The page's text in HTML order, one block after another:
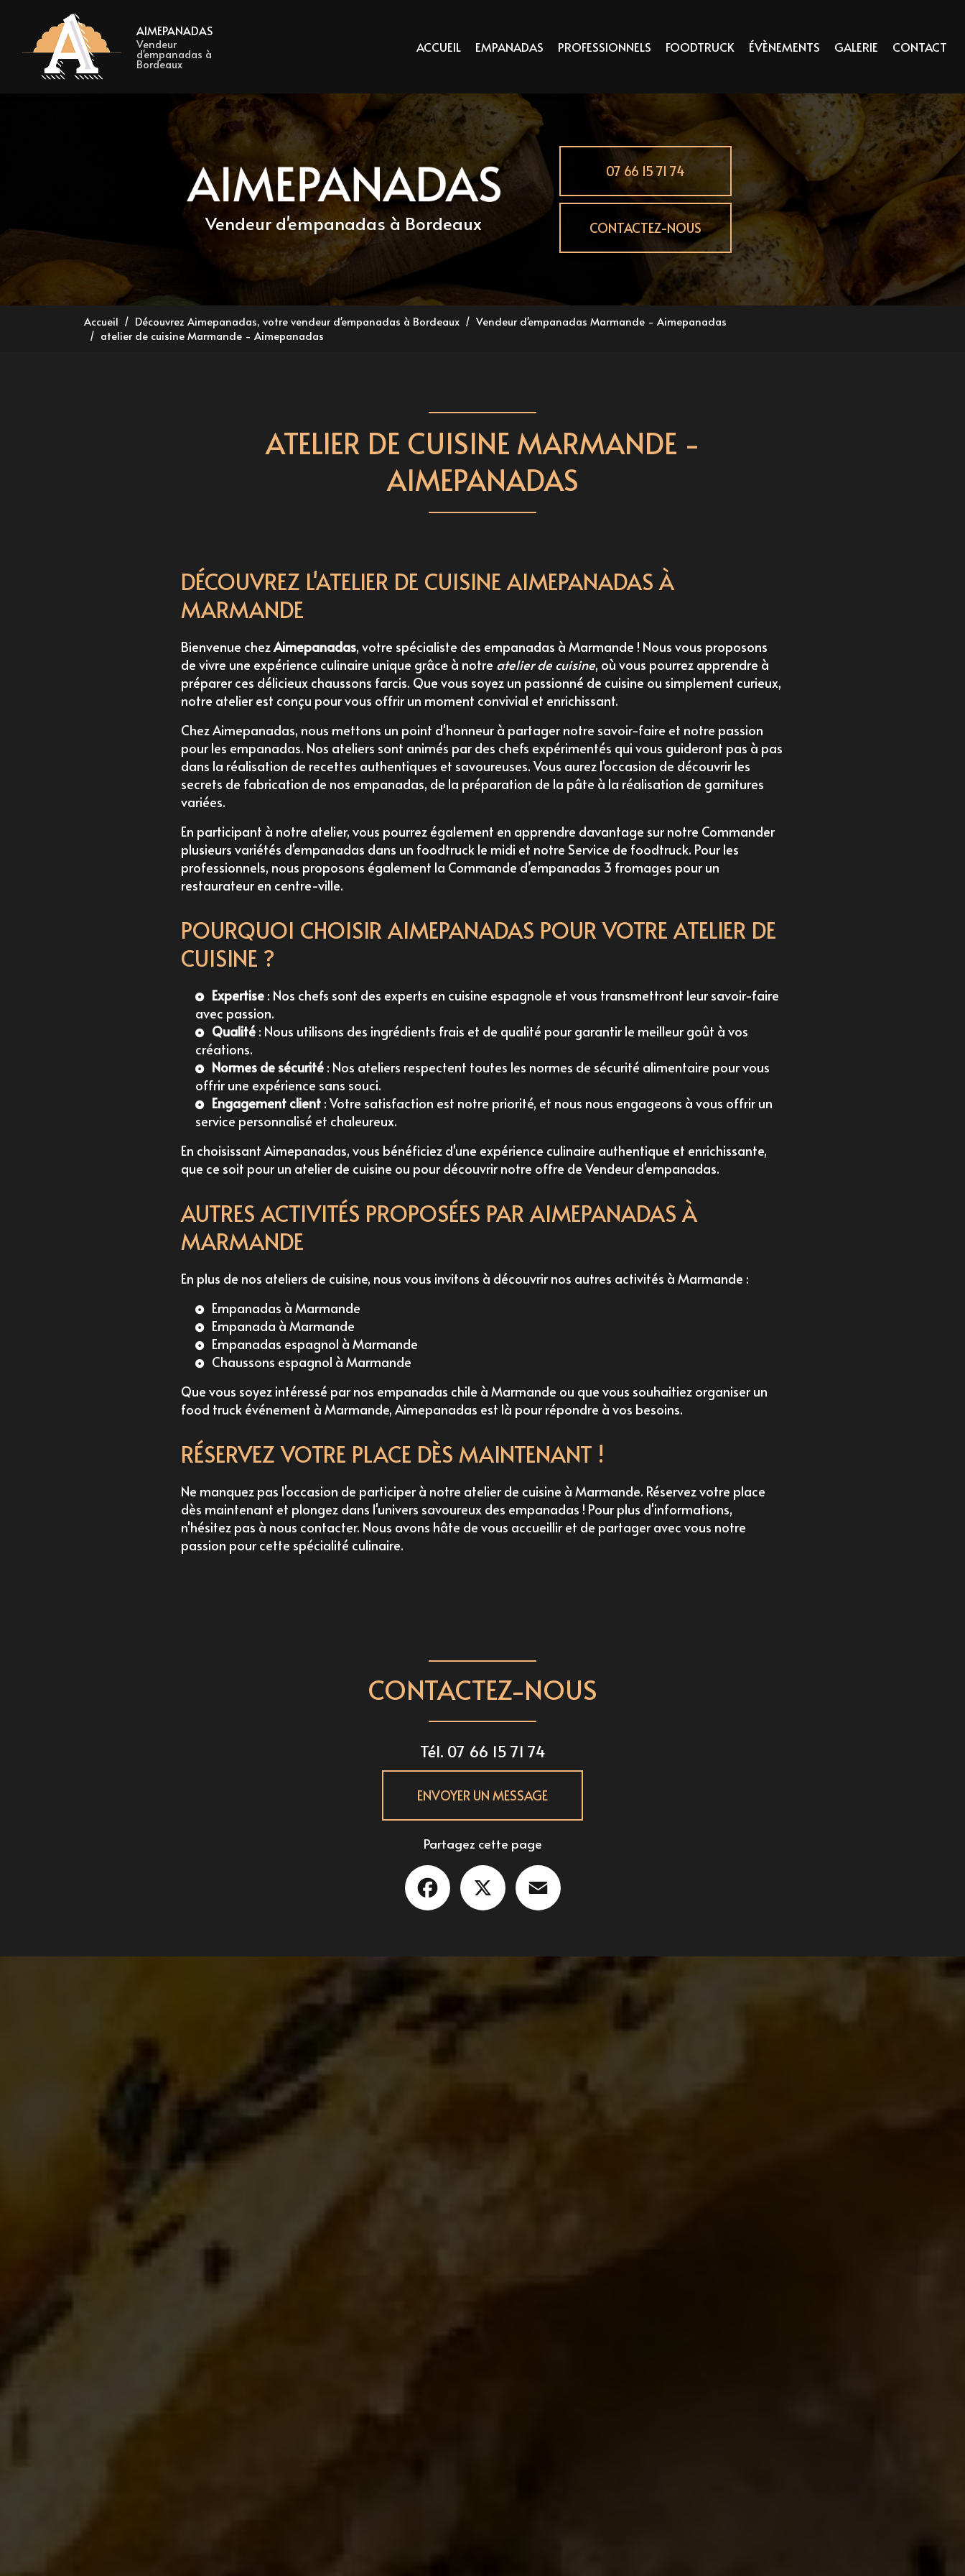
contenu
principal
AIMEPANADAS
Vendeur
d'empanadas à
Bordeaux
ACCUEIL EMPANADAS PROFESSIONNELS FOODTRUCK ÉVÈNEMENTS GALERIE CONTACT
Vendeur d'empanadas à Bordeaux
07 66 15 71 74
CONTACTEZ-NOUS
Accueil Découvrez Aimepanadas, votre vendeur d'empanadas à Bordeaux
Vendeur d'empanadas Marmande - Aimepanadas
atelier de cuisine Marmande - Aimepanadas
ATELIER DE CUISINE MARMANDE -
AIMEPANADAS
DÉCOUVREZ L'ATELIER DE CUISINE AIMEPANADAS À
MARMANDE
Bienvenue chezAimepanadas, votre spécialiste des empanadas à Marmande ! Nous vous proposons
de vivre une expérience culinaire unique grâce à notre atelier de cuisine, où vous pourrez apprendre à
préparer ces délicieux chaussons farcis. Que vous soyez un passionné de cuisine ou simplement curieux,
notre atelier est conçu pour vous offrir un moment convivial et enrichissant.
Chez Aimepanadas, nous mettons un point d'honneur à partager notre savoir-faire et notre passion
pour les empanadas. Nos ateliers sont animés par des chefs expérimentés qui vous guideront pas à pas
dans la réalisation de recettes authentiques et savoureuses. Vous aurez l'occasion de découvrir les
secrets de fabrication de nos empanadas, de la préparation de la pâte à la réalisation de garnitures
variées.
En participant à notre atelier, vous pourrez également en apprendre davantage sur notre Commander
plusieurs variétés d'empanadas dans un foodtruck le midi et notre Service de foodtruck. Pour les
professionnels, nous proposons également la Commande d’empanadas 3 fromages pour un
restaurateur en centre-ville.
POURQUOI CHOISIR AIMEPANADAS POUR VOTRE ATELIER DE
CUISINE ?
Expertise : Nos chefs sont des experts en cuisine espagnole et vous transmettront leur savoir-faire
avec passion.
Qualité : Nous utilisons des ingrédients frais et de qualité pour garantir le meilleur goût à vos
créations.
Normes de sécurité : Nos ateliers respectent toutes les normes de sécurité alimentaire pour vous
offrir une expérience sans souci.
Engagement client : Votre satisfaction est notre priorité, et nous nous engageons à vous offrir un
service personnalisé et chaleureux.
En choisissant Aimepanadas, vous bénéficiez d'une expérience culinaire authentique et enrichissante,
que ce soit pour un atelier de cuisine ou pour découvrir notre offre de Vendeur d'empanadas.
AUTRES ACTIVITÉS PROPOSÉES PAR AIMEPANADAS À
MARMANDE
En plus de nos ateliers de cuisine, nous vous invitons à découvrir nos autres activités à Marmande :
Empanadas à Marmande
Empanada à Marmande
Empanadas espagnol à Marmande
Chaussons espagnol à Marmande
Que vous soyez intéressé par nos empanadas chile à Marmande ou que vous souhaitiez organiser un
food truck événement à Marmande, Aimepanadas est là pour répondre à vos besoins.
RÉSERVEZ VOTRE PLACE DÈS MAINTENANT !
Ne manquez pas l'occasion de participer à notre atelier de cuisine à Marmande. Réservez votre place
dès maintenant et plongez dans l'univers savoureux des empanadas ! Pour plus d'informations,
n'hésitez pas à nous contacter. Nous avons hâte de vous accueillir et de partager avec vous notre
passion pour cette spécialité culinaire.
CONTACTEZ-NOUS
Tél. 07 66 15 71 74
ENVOYER UN MESSAGE
Partagez cette page
Facebook